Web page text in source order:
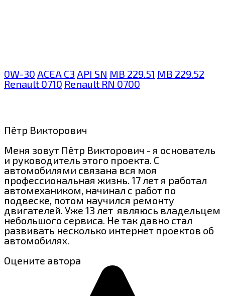
0W-30 ACEA C3 API SN MB 229.51 MB 229.52
Renault 0710 Renault RN 0700
Пётр Викторович
Меня зовут Пётр Викторович - я основатель
и руководитель этого проекта. С
автомобилями связана вся моя
профессиональная жизнь. 17 лет я работал
автомехаником, начинал с работ по
подвеске, потом научился ремонту
двигателей. Уже 13 лет являюсь владельцем
небольшого сервиса. Не так давно стал
развивать несколько интернет проектов об
автомобилях.
Оцените автора